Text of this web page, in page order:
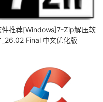
件推荐[Windows]7-Zip解压软
_26.02 Final 中文优化版